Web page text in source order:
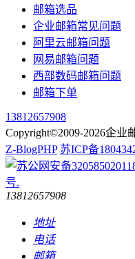
邮箱选品
企业邮箱常见问题
阿里云邮箱问题
网易邮箱问题
西部数码邮箱问题
邮箱下单
13812657908
Copyright©2009-2026企业
Z-BlogPHP 苏ICP备
号.
13812657908
地址
电话
邮箱